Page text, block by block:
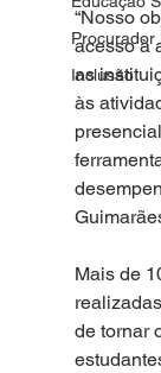
Procurador
Inclusão
“Nosso
acesso à
as
às
Mais de
de tornar